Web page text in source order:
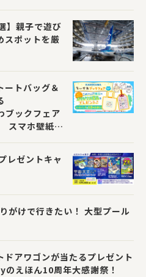
】親子で遊び
スポットを厳
ートバッグ＆
ブックフェア
スマホ壁紙は
レゼントキャ
がけで行きたい！ 大型プール
ドアワゴンが当たるプレゼント
えほん10周年大感謝祭！